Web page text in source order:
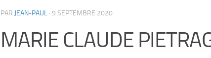
PAR JEAN-PAUL · 9 SEPTEMBRE 2020
MARIE CLAUDE